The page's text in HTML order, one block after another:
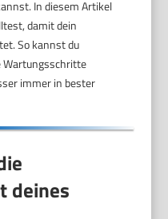
In diesem Artikel
damit dein
So kannst du
Wartungsschritte
immer in bester
deines